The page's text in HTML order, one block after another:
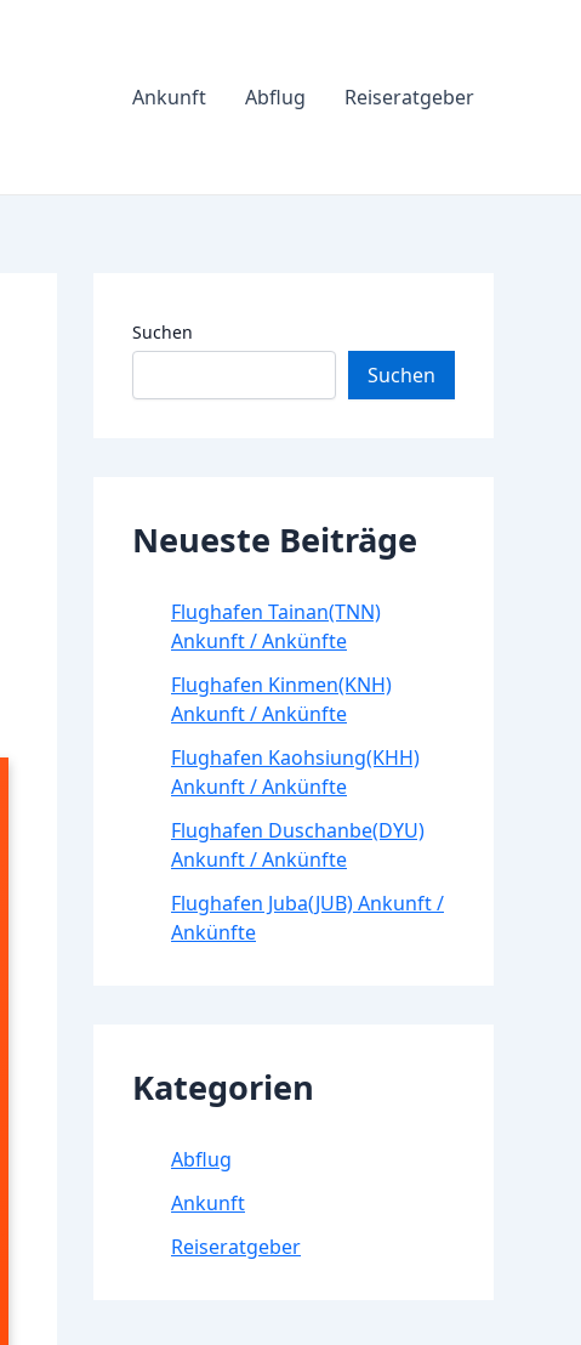
Ankunft Abflug Reiseratgeber
Suchen
Suchen
Neueste Beiträge
Flughafen Tainan(TNN)
Ankunft / Ankünfte
Flughafen Kinmen(KNH)
Ankunft / Ankünfte
Flughafen Kaohsiung(KHH)
Ankunft / Ankünfte
Flughafen Duschanbe(DYU)
Ankunft / Ankünfte
Flughafen Juba(JUB) Ankunft /
Ankünfte
Kategorien
Abflug
Ankunft
Reiseratgeber